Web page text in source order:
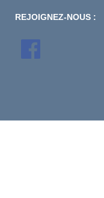
REJOIGNEZ-NOUS :